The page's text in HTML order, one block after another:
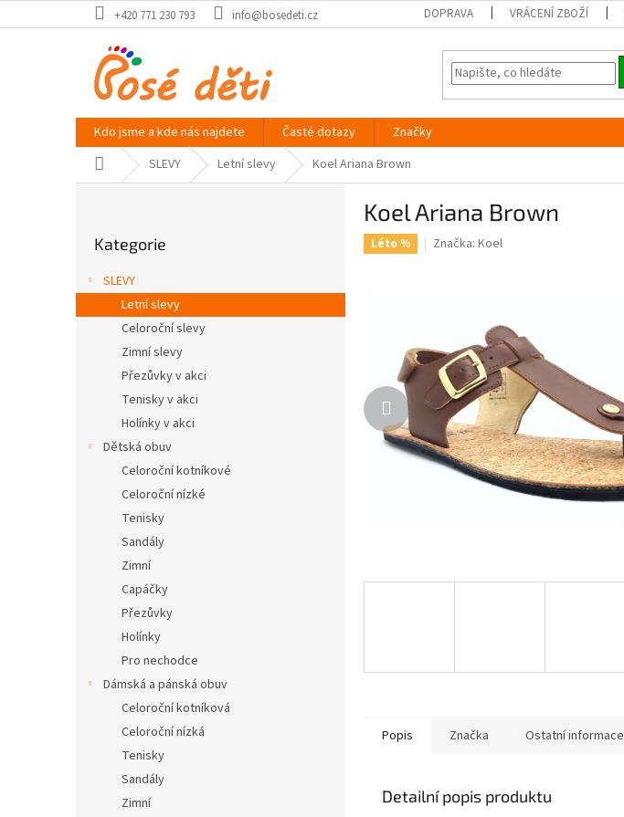
na
+420 771 230 793 info@bosedeti.cz DOPRAVA VRÁCENÍ ZBOŽÍ
Kdo jsme a kde nás najdete Časté dotazy
Značky
Domů SLEVY Letní slevy Koel Ariana Brown
a
n
kategorie
Kategorie
SLEVY
Letní slevy
Celoroční slevy
Zimní slevy
Přezůvky v akci
Tenisky v akci
Holínky v akci
Dětská obuv
Celoroční kotníkové
Celoroční nízké
Tenisky
Sandály
Zimní
Capáčky
Přezůvky
Holínky
Pro nechodce
Dámská a pánská obuv
Celoroční kotníková
Celoroční nízká
Tenisky
Sandály
Zimní
Koel Ariana Brown
Léto % Značka: Koel
Popis Značka Ostatní informace
Detailní popis produktu